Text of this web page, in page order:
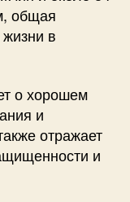
общая
в
о хорошем
и
отражает
и